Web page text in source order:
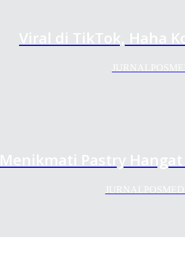
Viral di TikTok, Haha
Menikmati Pastry